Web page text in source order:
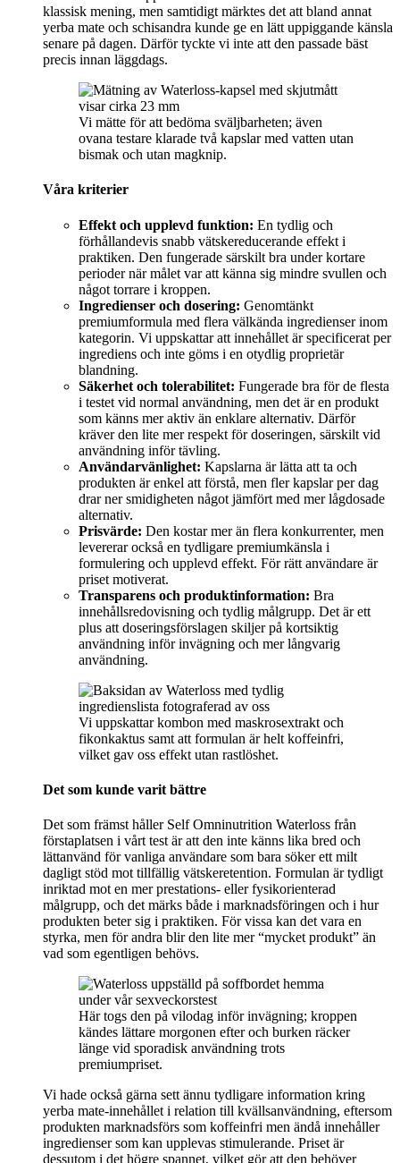
klassisk mening, men samtidigt märktes det att bland annat
yerba mate och schisandra kunde ge en lätt uppiggande känsla
senare på dagen. Därför tyckte vi inte att den passade bäst
precis innan läggdags.
Vi mätte för att bedöma sväljbarheten; även
ovana testare klarade två kapslar med vatten utan
bismak och utan magknip.
Våra kriterier
Effekt och upplevd funktion: En tydlig och
förhållandevis snabb vätskereducerande effekt i
praktiken. Den fungerade särskilt bra under kortare
perioder när målet var att känna sig mindre svullen och
något torrare i kroppen.
Ingredienser och dosering: Genomtänkt
premiumformula med flera välkända ingredienser inom
kategorin. Vi uppskattar att innehållet är specificerat per
ingrediens och inte göms i en otydlig proprietär
blandning.
Säkerhet och tolerabilitet: Fungerade bra för de flesta
i testet vid normal användning, men det är en produkt
som känns mer aktiv än enklare alternativ. Därför
kräver den lite mer respekt för doseringen, särskilt vid
användning inför tävling.
Användarvänlighet: Kapslarna är lätta att ta och
produkten är enkel att förstå, men fler kapslar per dag
drar ner smidigheten något jämfört med mer lågdosade
alternativ.
Prisvärde: Den kostar mer än flera konkurrenter, men
levererar också en tydligare premiumkänsla i
formulering och upplevd effekt. För rätt användare är
priset motiverat.
Transparens och produktinformation: Bra
innehållsredovisning och tydlig målgrupp. Det är ett
plus att doseringsförslagen skiljer på kortsiktig
användning inför invägning och mer långvarig
användning.
Vi uppskattar kombon med maskrosextrakt och
fikonkaktus samt att formulan är helt koffeinfri,
vilket gav oss effekt utan rastlöshet.
Det som kunde varit bättre
Det som främst håller Self Omninutrition Waterloss från
förstaplatsen i vårt test är att den inte känns lika bred och
lättanvänd för vanliga användare som bara söker ett milt
dagligt stöd mot tillfällig vätskeretention. Formulan är tydligt
inriktad mot en mer prestations- eller fysikorienterad
målgrupp, och det märks både i marknadsföringen och i hur
produkten beter sig i praktiken. För vissa kan det vara en
styrka, men för andra blir den lite mer “mycket produkt” än
vad som egentligen behövs.
Här togs den på vilodag inför invägning; kroppen
kändes lättare morgonen efter och burken räcker
länge vid sporadisk användning trots
premiumpriset.
Vi hade också gärna sett ännu tydligare information kring
yerba mate-innehållet i relation till kvällsanvändning, eftersom
produkten marknadsförs som koffeinfri men ändå innehåller
ingredienser som kan upplevas stimulerande. Priset är
dessutom i det högre spannet, vilket gör att den behöver